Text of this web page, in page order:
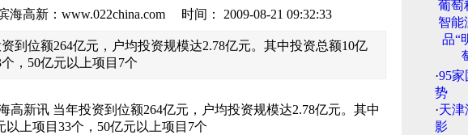
海高新：www.022china.com 时间： 2009-08-21 09:32:33
到位额264亿元，户均投资规模达2.78亿元。其中投资总额10亿
，50亿元以上项目7个
新讯 当年投资到位额264亿元，户均投资规模达2.78亿元。其中
以上项目33个，50亿元以上项目7个
·95
势
·天
影